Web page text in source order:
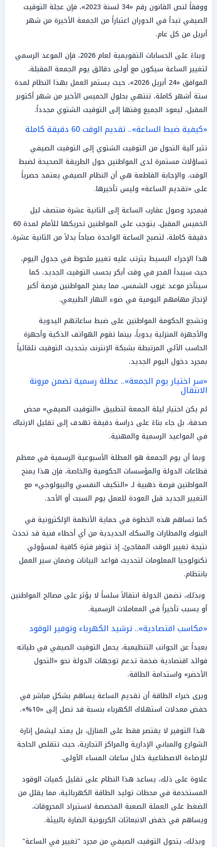
ووفقاً لنص القانون رقم «34 لسنة 2023»، فإن عجلة التوقيت
الصيفي تبدأ في الدوران اعتباراً من الجمعة الأخيرة من شهر
أبريل من كل عام.
وبناءً على الحسابات التقويمية لعام 2026، فإن الموعد الرسمي
لتغيير الساعة سيكون مع أولى دقائق يوم الجمعة المقبلة،
الموافق «24 أبريل 2026»، حيث يستمر العمل بهذا النظام لمدة
ستة أشهر كاملة، تنتهي بحلول الخميس الأخير من شهر أكتوبر
المقبل، ليعود الجميع وقتها إلى التوقيت الشتوي مجدداً.
«كيفية ضبط الساعة».. تقديم الوقت 60 دقيقة كاملة
تثير آلية التحول من التوقيت الشتوي إلى التوقيت الصيفي
تساؤلات مستمرة لدى المواطنين حول الطريقة الصحيحة لضبط
الوقت. والإجابة القاطعة هي أن النظام الصيفي يعتمد حصرياً
على «تقديم الساعة» وليس تأخيرها.
فبمجرد وصول عقارب الساعة إلى الثانية عشرة منتصف ليل
الخميس المقبل، يتوجب على المواطنين تحريكها للأمام لمدة 60
دقيقة كاملة، لتصبح الساعة الواحدة صباحاً بدلاً من الثانية عشرة.
هذا الإجراء البسيط يترتب عليه تغيير ملحوظ في جدول اليوم،
حيث سيبدأ الفجر في وقت أبكر بحسب التوقيت الجديد، كما
سيتأخر موعد غروب الشمس، مما يمنح المواطنين فرصة أكبر
لإنجاز مهامهم اليومية في ضوء النهار الطبيعي.
وتشجع الحكومة المواطنين على ضبط ساعاتهم اليدوية
والأجهزة المنزلية يدوياً، بينما تقوم الهواتف الذكية وأجهزة
الحاسب الآلي المرتبطة بشبكة الإنترنت بتحديث التوقيت تلقائياً
بمجرد دخول اليوم الجديد.
«سر اختيار يوم الجمعة».. عطلة رسمية تضمن مرونة
الانتقال
لم يكن اختيار ليلة الجمعة لتطبيق «التوقيت الصيفي» محض
صدفة، بل جاء بناءً على دراسة دقيقة تهدف إلى تقليل الارتباك
في المواعيد الرسمية والمهنية.
وبما أن يوم الجمعة هو العطلة الأسبوعية الرسمية في معظم
قطاعات الدولة والمؤسسات الحكومية والخاصة، فإن هذا يمنح
المواطنين فرصة ذهبية لـ «التكيف النفسي والبيولوجي» مع
التغيير الجديد قبل العودة للعمل يوم السبت أو الأحد.
كما تساهم هذه الخطوة في حماية الأنظمة الإلكترونية في
البنوك والمطارات والسكك الحديدية من أي أخطاء فنية قد تحدث
نتيجة تغيير الوقت المفاجئ، إذ تتوفر فترة كافية لمسؤولي
تكنولوجيا المعلومات لتحديث قواعد البيانات وضمان سير العمل
بانتظام.
وبذلك، تضمن الدولة انتقالاً سلساً لا يؤثر على مصالح المواطنين
أو يسبب تأخيراً في المعاملات الرسمية.
«مكاسب اقتصادية».. ترشيد الكهرباء وتوفير الوقود
بعيداً عن الجوانب التنظيمية، يحمل التوقيت الصيفي في طياته
فوائد اقتصادية ضخمة تدعم توجهات الدولة نحو «التحول
الأخضر» واستدامة الطاقة.
ويرى خبراء الطاقة أن تقديم الساعة يساهم بشكل مباشر في
خفض معدلات استهلاك الكهرباء بنسبة قد تصل إلى «10%».
هذا التوفير لا يقتصر فقط على المنازل، بل يمتد ليشمل إنارة
الشوارع والمباني الإدارية والمراكز التجارية، حيث تتقلص الحاجة
للإضاءة الاصطناعية خلال ساعات المساء الأولى.
علاوة على ذلك، يساعد هذا النظام على تقليل كميات الوقود
المستخدمة في محطات توليد الطاقة الكهربائية، مما يقلل من
الضغط على العملة الصعبة المخصصة لاستيراد المحروقات،
ويساهم في خفض الانبعاثات الكربونية الضارة بالبيئة.
وبذلك، يتحول التوقيت الصيفي من مجرد "تغيير في الساعة"